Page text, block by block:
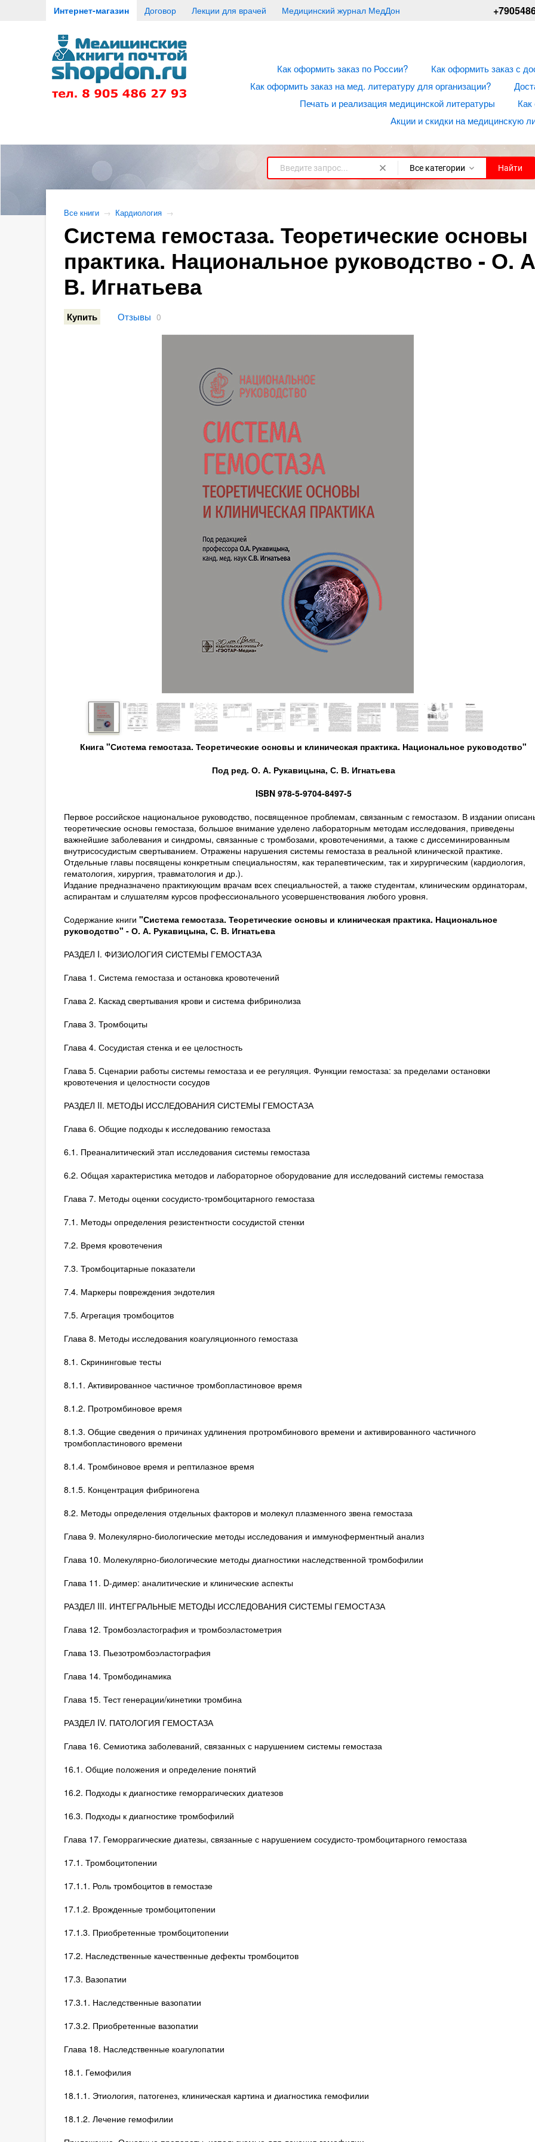
Интернет-магазин Договор Лекции для врачей Медицинский журнал МедДон
Как оформить заказ по России?
Как оформить заказ с
Как оформить заказ на мед. литературу для организации?
Печать и реализация медицинской литературы
Как
Акции и скидки на медицинскую
Все категории Найти
Все книги → Кардиология →
Система гемостаза. Теоретические
практика. Национальное руководство - О.
В. Игнатьева
Купить Отзывы 0
Книга "Система гемостаза. Теоретические основы и клиническая практика. Национальное руководство"
Под ред. О. А. Рукавицына, С. В. Игнатьева
ISBN 978-5-9704-8497-5
Первое российское национальное руководство, посвященное проблемам, связанным с гемостазом. В издании
теоретические основы гемостаза, большое внимание уделено лабораторным методам исследования, приведены
важнейшие заболевания и синдромы, связанные с тромбозами, кровотечениями, а также с диссеминированным
внутрисосудистым свертыванием. Отражены нарушения системы гемостаза в реальной клинической практике.
Отдельные главы посвящены конкретным специальностям, как терапевтическим, так и хирургическим (кардиология,
гематология, хирургия, травматология и др.).
Издание предназначено практикующим врачам всех специальностей, а также студентам, клиническим ординаторам,
аспирантам и слушателям курсов профессионального усовершенствования любого уровня.
Содержание книги "Система гемостаза. Теоретические основы и клиническая практика. Национальное
руководство" - О. А. Рукавицына, С. В. Игнатьева
РАЗДЕЛ I. ФИЗИОЛОГИЯ СИСТЕМЫ ГЕМОСТАЗА
Глава 1. Система гемостаза и остановка кровотечений
Глава 2. Каскад свертывания крови и система фибринолиза
Глава 3. Тромбоциты
Глава 4. Сосудистая стенка и ее целостность
Глава 5. Сценарии работы системы гемостаза и ее регуляция. Функции гемостаза: за пределами остановки
кровотечения и целостности сосудов
РАЗДЕЛ II. МЕТОДЫ ИССЛЕДОВАНИЯ СИСТЕМЫ ГЕМОСТАЗА
Глава 6. Общие подходы к исследованию гемостаза
6.1. Преаналитический этап исследования системы гемостаза
6.2. Общая характеристика методов и лабораторное оборудование для исследований системы гемостаза
Глава 7. Методы оценки сосудисто-тромбоцитарного гемостаза
7.1. Методы определения резистентности сосудистой стенки
7.2. Время кровотечения
7.3. Тромбоцитарные показатели
7.4. Маркеры повреждения эндотелия
7.5. Агрегация тромбоцитов
Глава 8. Методы исследования коагуляционного гемостаза
8.1. Скрининговые тесты
8.1.1. Активированное частичное тромбопластиновое время
8.1.2. Протромбиновое время
8.1.3. Общие сведения о причинах удлинения протромбинового времени и активированного частичного
тромбопластинового времени
8.1.4. Тромбиновое время и рептилазное время
8.1.5. Концентрация фибриногена
8.2. Методы определения отдельных факторов и молекул плазменного звена гемостаза
Глава 9. Молекулярно-биологические методы исследования и иммуноферментный анализ
Глава 10. Молекулярно-биологические методы диагностики наследственной тромбофилии
Глава 11. D-димер: аналитические и клинические аспекты
РАЗДЕЛ III. ИНТЕГРАЛЬНЫЕ МЕТОДЫ ИССЛЕДОВАНИЯ СИСТЕМЫ ГЕМОСТАЗА
Глава 12. Тромбоэластография и тромбоэластометрия
Глава 13. Пьезотромбоэластография
Глава 14. Тромбодинамика
Глава 15. Тест генерации/кинетики тромбина
РАЗДЕЛ IV. ПАТОЛОГИЯ ГЕМОСТАЗА
Глава 16. Семиотика заболеваний, связанных с нарушением системы гемостаза
16.1. Общие положения и определение понятий
16.2. Подходы к диагностике геморрагических диатезов
16.3. Подходы к диагностике тромбофилий
Глава 17. Геморрагические диатезы, связанные с нарушением сосудисто-тромбоцитарного гемостаза
17.1. Тромбоцитопении
17.1.1. Роль тромбоцитов в гемостазе
17.1.2. Врожденные тромбоцитопении
17.1.3. Приобретенные тромбоцитопении
17.2. Наследственные качественные дефекты тромбоцитов
17.3. Вазопатии
17.3.1. Наследственные вазопатии
17.3.2. Приобретенные вазопатии
Глава 18. Наследственные коагулопатии
18.1. Гемофилия
18.1.1. Этиология, патогенез, клиническая картина и диагностика гемофилии
18.1.2. Лечение гемофилии